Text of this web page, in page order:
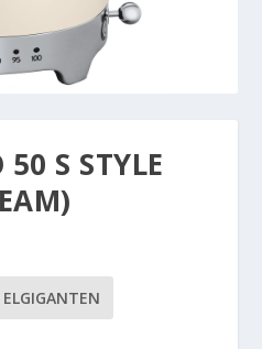
50 S STYLE